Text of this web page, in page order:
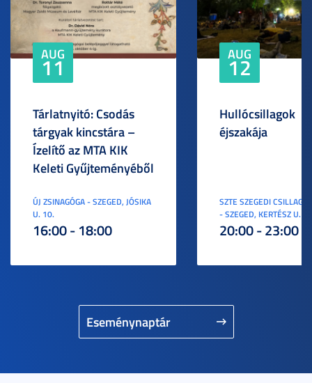
Eseménynaptár
AUG
11
Tárlatnyitó: Csodás
tárgyak kincstára –
Ízelítő az MTA KIK
Keleti Gyűjteményéből
ÚJ ZSINAGÓGA - SZEGED, JÓSIKA
U. 10.
16:00 - 18:00
AUG
12
Hullócsillagok
éjszakája
SZTE SZEGEDI
- SZEGED, KERTÉSZ U. 3.
20:00 - 23:00